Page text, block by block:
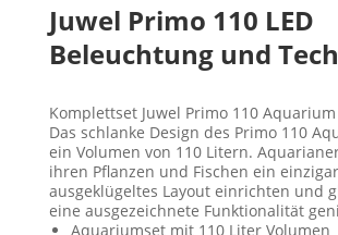
Juwel Primo 110 LED
Beleuchtung und
KomplettsetJuwel Primo 110Aquarium
Das schlanke Design des Primo 110
ein Volumen von 110 Litern.
ihren Pflanzen und Fischen ein
ausgeklügeltes Layout einrichten und
eine ausgezeichnete Funktionalität
Aquariumset mit 110 Liter Volumen